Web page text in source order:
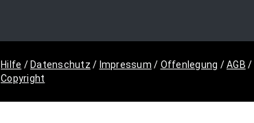
Hilfe / Datenschutz / Impressum / Offenlegung /AGB /
Copyright